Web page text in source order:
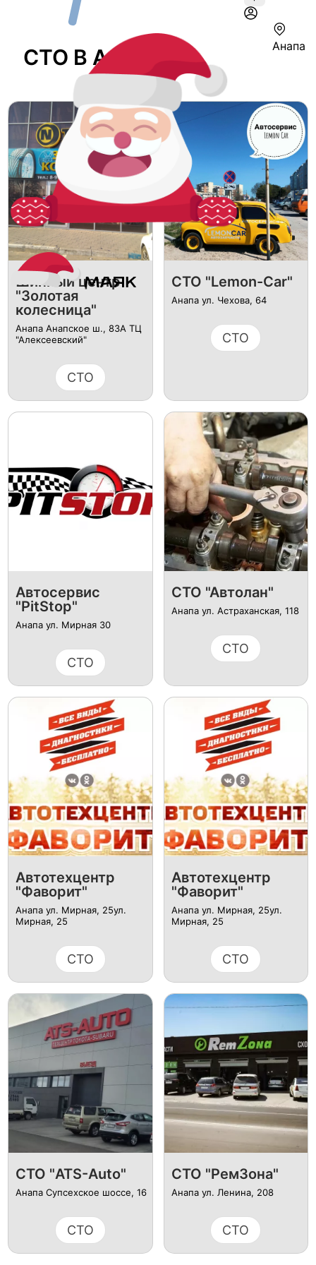
Анапа
СТО В Анапе
Шинный центр
"Золотая
колесница"
Анапа Анапское ш., 83А ТЦ
"Алексеевский"
СТО
СТО "Lemon-Car"
Анапа ул. Чехова, 64
СТО
Автосервис
"PitStop"
Анапа ул. Мирная 30
СТО
СТО "Автолан"
Анапа ул. Астраханская, 118
СТО
Автотехцентр
"Фаворит"
Анапа ул. Мирная, 25ул.
Мирная, 25
СТО
Автотехцентр
"Фаворит"
Анапа ул. Мирная, 25ул.
Мирная, 25
СТО
СТО "ATS-Auto"
Анапа Супсехское шоссе, 16
СТО
СТО "РемЗона"
Анапа ул. Ленина, 208
СТО